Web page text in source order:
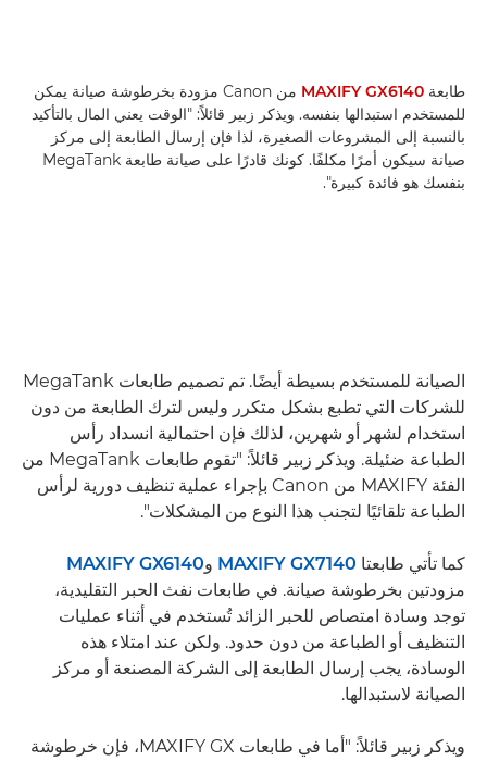
طابعة MAXIFY GX6140
من Canon مزودة بخرطوشة صيانة يمكن
للمستخدم استبدالها بنفسه. ويذكر زبير قائلاً: "الوقت يعني المال بالتأكيد
بالنسبة إلى المشروعات الصغيرة، لذا فإن إرسال الطابعة إلى مركز
صيانة سيكون أمرًا مكلفًا. كونك قادرًا على صيانة طابعة MegaTank
بنفسك هو فائدة كبيرة".
الصيانة للمستخدم بسيطة أيضًا. تم تصميم طابعات MegaTank
للشركات التي تطبع بشكل متكرر وليس لترك الطابعة من دون
استخدام لشهر أو شهرين، لذلك فإن احتمالية انسداد رأس
الطباعة ضئيلة. ويذكر زبير قائلاً: "تقوم طابعات MegaTank من
الفئة MAXIFY من Canon بإجراء عملية تنظيف دورية لرأس
الطباعة تلقائيًا لتجنب هذا النوع من المشكلات".
كما تأتي طابعتا MAXIFY GX7140 وMAXIFY GX6140
مزودتين بخرطوشة صيانة. في طابعات نفث الحبر التقليدية،
توجد وسادة امتصاص للحبر الزائد تُستخدم في أثناء عمليات
التنظيف أو الطباعة من دون حدود. ولكن عند امتلاء هذه
الوسادة، يجب إرسال الطابعة إلى الشركة المصنعة أو مركز
الصيانة لاستبدالها.
ويذكر زبير قائلاً: "أما في طابعات MAXIFY GX، فإن خرطوشة